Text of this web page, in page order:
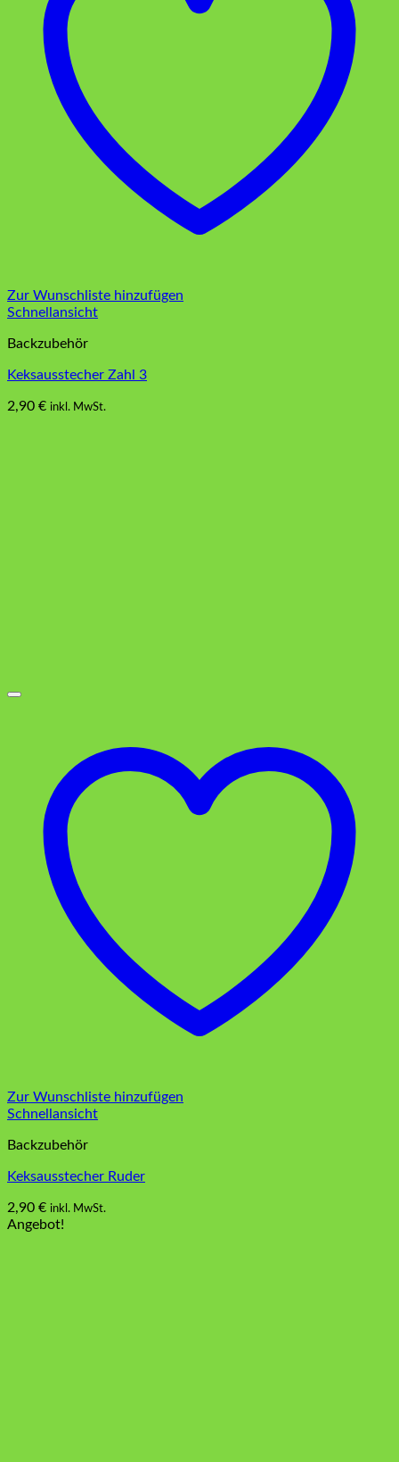
Zur Wunschliste hinzufügen
Schnellansicht
Backzubehör
Keksausstecher Zahl 3
2,90 € inkl. MwSt.
Zur Wunschliste hinzufügen
Schnellansicht
Backzubehör
Keksausstecher Ruder
2,90 € inkl. MwSt.
Angebot!